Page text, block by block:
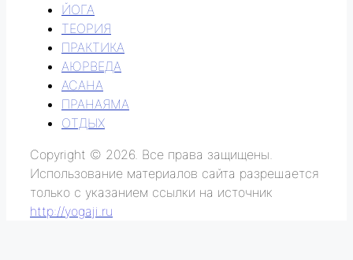
ЙОГА
ТЕОРИЯ
ПРАКТИКА
АЮРВЕДА
АСАНА
ПРАНАЯМА
ОТДЫХ
Copyright © 2026. Все права защищены.
Использование материалов сайта разрешается
только с указанием ссылки на источник
http://yogaji.ru